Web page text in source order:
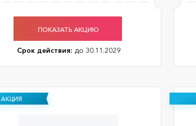
ПОКАЗАТЬ АКЦИЮ
Срок действия: до 30.11.2029
АКЦИЯ